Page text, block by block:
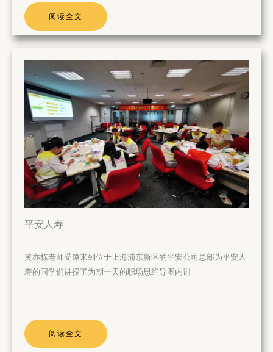
阅读全文
平安人寿
黄亦栋老师受邀来到位于上海浦东新区的平安公司总部为平安人
寿的同学们讲授了为期一天的职场思维导图内训
阅读全文